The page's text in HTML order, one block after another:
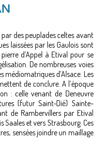
des peuplades celtes avant
laissées par les Gaulois sont
d’Appel à Etival pour se
De nombreuses voies
d’Alsace. Les
de conclure. A l’époque
: celle venant de Deneuvre
(futur Saint-Dié) Sainte-
de Rambervillers par Etival
et vers Strasbourg. Ces
sensées joindre un maillage